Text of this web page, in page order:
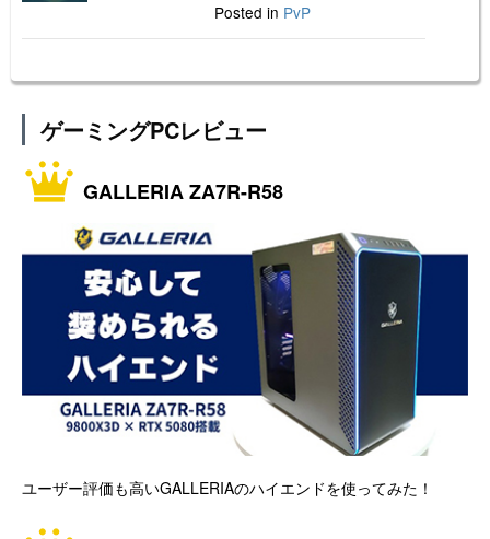
Posted in PvP
ゲーミングPCレビュー
GALLERIA ZA7R-R58
ユーザー評価も高いGALLERIAのハイエンドを使ってみた！